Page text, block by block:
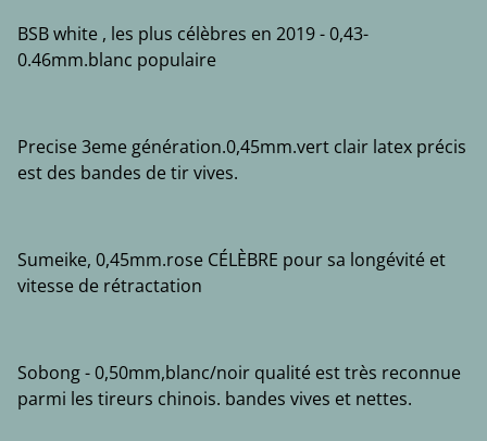
BSB white , les plus célèbres en 2019 - 0,43-
0.46mm.blanc populaire
Precise 3eme génération.0,45mm.vert clair latex précis
est des bandes de tir vives.
Sumeike, 0,45mm.rose CÉLÈBRE pour sa longévité et
vitesse de rétractation
Sobong - 0,50mm,blanc/noir qualité est très reconnue
parmi les tireurs chinois. bandes vives et nettes.